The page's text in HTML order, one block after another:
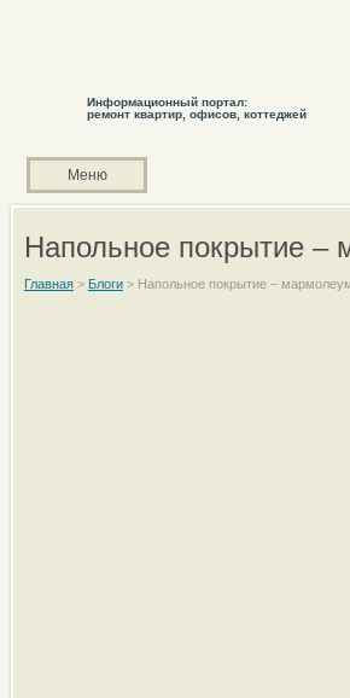
Информационный портал:
ремонт квартир, офисов, коттеджей
Меню
Напольное покрытие –
Главная> Блоги> Напольное покрытие –